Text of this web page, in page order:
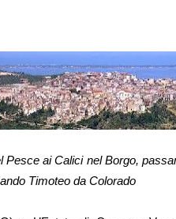
Pesce ai Calici nel Borgo,
Timoteo da Colorado